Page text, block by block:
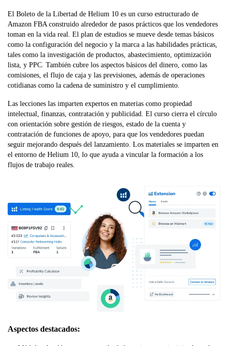
El Boleto de la Libertad de Helium 10 es un curso estructurado de
Amazon FBA construido alrededor de pasos prácticos que los vendedores
toman en la vida real. El plan de estudios se mueve desde temas básicos
como la configuración del negocio y la marca a las habilidades prácticas,
tales como la investigación de productos, abastecimiento, optimización
lista, y PPC. También cubre los aspectos básicos del dinero, como las
comisiones, el flujo de caja y las previsiones, además de operaciones
cotidianas como la cadena de suministro y el cumplimiento.
Las lecciones las imparten expertos en materias como propiedad
intelectual, finanzas, contratación y publicidad. El curso cierra el círculo
con orientación sobre gestión de riesgos, estado de la cuenta y
contratación de funciones de apoyo, para que los vendedores puedan
seguir mejorando después del lanzamiento. Los materiales se imparten en
el entorno de Helium 10, lo que ayuda a vincular la formación a los
flujos de trabajo reales.
Aspectos destacados: